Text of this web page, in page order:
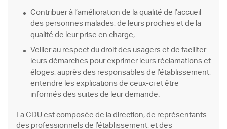
Contribuer à l’amélioration de la qualité de l’accueil
des personnes malades, de leurs proches et de la
qualité de leur prise en charge,
Veiller au respect du droit des usagers et de faciliter
leurs démarches pour exprimer leurs réclamations et
éloges, auprès des responsables de l’établissement,
entendre les explications de ceux-ci et être
informés des suites de leur demande.
La CDU est composée de la direction, de représentants
des professionnels de l’établissement, et des